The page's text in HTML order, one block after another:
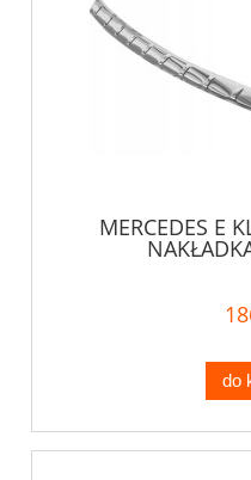
MERCEDES E
do